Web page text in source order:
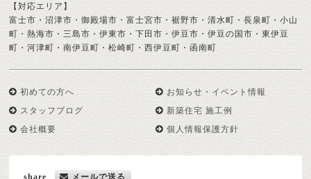
【対応エリア】
富士市・沼津市・御殿場市・富士宮市・裾野市・清水町・長泉町・小山
町・熱海市・三島市・伊東市・下田市・伊豆市・伊豆の国市・東伊豆
町・河津町・南伊豆町・松崎町・西伊豆町・函南町
初めての方へ
お知らせ・イベント情報
スタッフブログ
新築住宅 施工例
会社概要
個人情報保護方針
share メールで送る